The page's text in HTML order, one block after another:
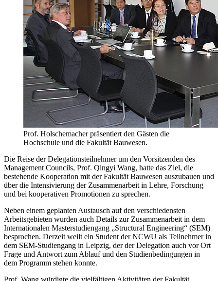
Prof. Holschemacher präsentiert den Gästen die
Hochschule und die Fakultät Bauwesen.
Die Reise der Delegationsteilnehmer um den Vorsitzenden des
Management Councils, Prof. Qingyi Wang, hatte das Ziel, die
bestehende Kooperation mit der Fakultät Bauwesen auszubauen und
über die Intensivierung der Zusammenarbeit in Lehre, Forschung
und bei kooperativen Promotionen zu sprechen.
Neben einem geplanten Austausch auf den verschiedensten
Arbeitsgebieten wurden auch Details zur Zusammenarbeit in dem
Internationalen Masterstudiengang „Structural Engineering“ (SEM)
besprochen. Derzeit weilt ein Student der NCWU als Teilnehmer in
dem SEM-Studiengang in Leipzig, der der Delegation auch vor Ort
Frage und Antwort zum Ablauf und den Studienbedingungen in
dem Programm stehen konnte.